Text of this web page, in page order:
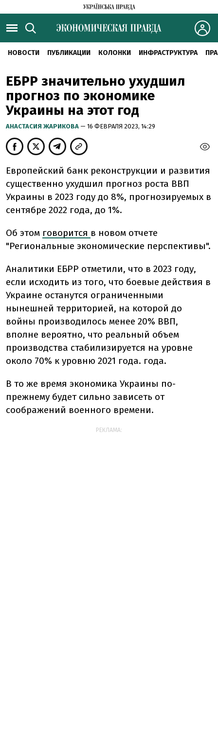
НОВОСТИ ПУБЛИКАЦИИ КОЛОНКИ ИНФРАСТРУКТУРА
ЕБРР значительно ухудшил
прогноз по экономике
Украины на этот год
АНАСТАСИЯ ЖАРИКОВА — 16 ФЕВРАЛЯ 2023, 14:29
Европейский банк реконструкции и развития
существенно ухудшил прогноз роста ВВП
Украины в 2023 году до 8%, прогнозируемых в
сентябре 2022 года, до 1%.
Об этом говорится в новом отчете
"Региональные экономические перспективы".
Аналитики ЕБРР отметили, что в 2023 году,
если исходить из того, что боевые действия в
Украине останутся ограниченными
нынешней территорией, на которой до
войны производилось менее 20% ВВП,
вполне вероятно, что реальный объем
производства стабилизируется на уровне
около 70% к уровню 2021 года. года.
В то же время экономика Украины по-
прежнему будет сильно зависеть от
соображений военного времени.
РЕКЛАМА: